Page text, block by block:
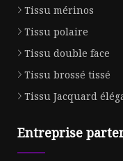
Tissu mérinos
Tissu polaire
Tissu double face
Tissu brossé tissé
Tissu Jacquard
Entreprise